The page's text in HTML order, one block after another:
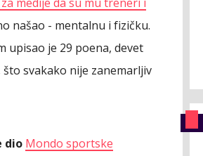
našao - mentalnu i fizičku.
upisao je 29 poena, devet
svakako nije zanemarljiv
dio Mondo sportske